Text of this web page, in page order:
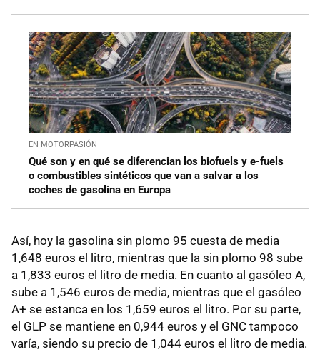
EN MOTORPASIÓN
Qué son y en qué se diferencian los biofuels y e-fuels
o combustibles sintéticos que van a salvar a los
coches de gasolina en Europa
Así, hoy la gasolina sin plomo 95 cuesta de media
1,648 euros el litro, mientras que la sin plomo 98 sube
a 1,833 euros el litro de media. En cuanto al gasóleo A,
sube a 1,546 euros de media, mientras que el gasóleo
A+ se estanca en los 1,659 euros el litro. Por su parte,
el GLP se mantiene en 0,944 euros y el GNC tampoco
varía, siendo su precio de 1,044 euros el litro de media.